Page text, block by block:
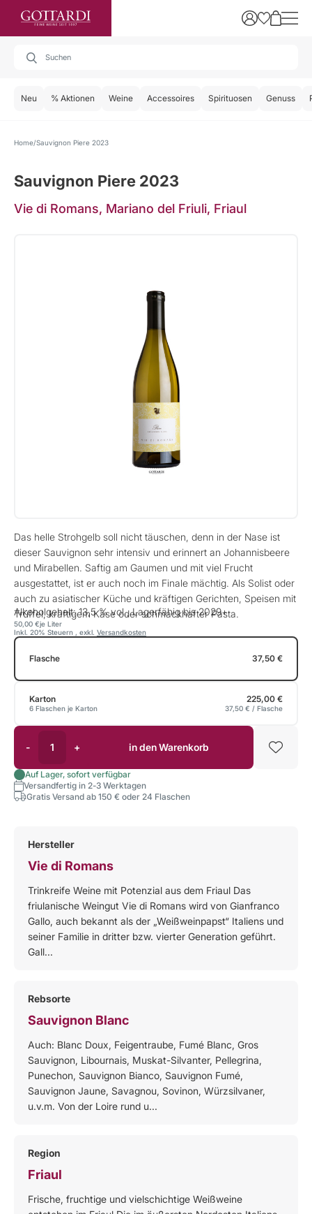
Neu % Aktionen Weine Accessoires Spirituosen Genuss
Home Sauvignon Piere 2023
Sauvignon Piere 2023
Vie di Romans, Mariano del Friuli, Friaul
Das helle Strohgelb soll nicht täuschen, denn in der Nase ist
dieser Sauvignon sehr intensiv und erinnert an Johannisbeere
und Mirabellen. Saftig am Gaumen und mit viel Frucht
ausgestattet, ist er auch noch im Finale mächtig. Als Solist oder
auch zu asiatischer Küche und kräftigen Gerichten, Speisen mit
Trüffel, kräftigem Käse oder schmackhafter Pasta.
Alkoholgehalt: 13,5 % vol., Lagerfähig bis 2029+
je Liter
50,00 €
Inkl. 20% Steuern , exkl. Versandkosten
Flasche 37,50 €
Karton 225,00 €
6 Flaschen je Karton 37,50 € / Flasche
- + in den Warenkorb
Auf Lager, sofort verfügbar
Versandfertig in 2-3 Werktagen
Gratis Versand ab 150 € oder 24 Flaschen
Hersteller
Vie di Romans
Trinkreife Weine mit Potenzial aus dem Friaul Das
friulanische Weingut Vie di Romans wird von Gianfranco
Gallo, auch bekannt als der „Weißweinpapst“ Italiens und
seiner Familie in dritter bzw. vierter Generation geführt.
Gall...
Rebsorte
Sauvignon Blanc
Auch: Blanc Doux, Feigentraube, Fumé Blanc, Gros
Sauvignon, Libournais, Muskat-Silvanter, Pellegrina,
Punechon, Sauvignon Bianco, Sauvignon Fumé,
Sauvignon Jaune, Savagnou, Sovinon, Würzsilvaner,
u.v.m. Von der Loire rund u...
Region
Friaul
Frische, fruchtige und vielschichtige Weißweine